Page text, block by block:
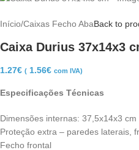
Início/Caixas Fecho AbaBack to
Caixa Durius 37x14x3
1.27€ ( 1.56€ com IVA)
Especificações Técnicas
Dimensões internas: 37,5x14x3 cm
Proteção extra – paredes laterais,
Fecho frontal